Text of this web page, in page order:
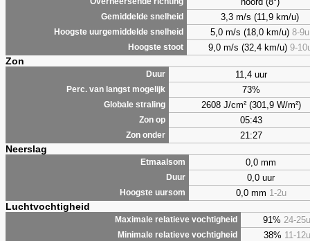
Gemiddelde snelheid 3,3 m/s (11,9 km/u)
Hoogste uurgemiddelde snelheid 5,0 m/s (18,0 km/u) 8-9u
Hoogste stoot 9,0 m/s (32,4 km/u) 9-
Zon
Duur 11,4 uur
Perc. van langst mogelijk 73%
Globale straling 2608 J/cm² (301,9 W/m²)
Zon op 05:43
Zon onder 21:27
Neerslag
Etmaalsom 0,0 mm
Duur 0,0 uur
Hoogste uursom 0,0 mm 1-2u
Luchtvochtigheid
Maximale relatieve vochtigheid 91% 24-25u
Minimale relatieve vochtigheid 38% 11-12u